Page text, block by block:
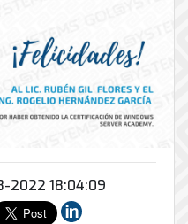
2022 18:04:09